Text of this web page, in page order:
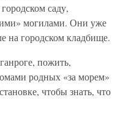
саду,
могилами. Они уже
на городском кладбище.
пожить,
родных «за морем»
чтобы знать, что